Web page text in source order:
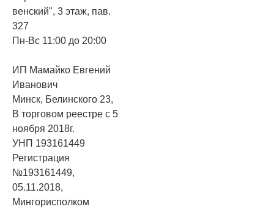
венский", 3 этаж, пав.
327
Пн-Вс 11:00 до 20:00
ИП Мамайко Евгений
Иванович
Минск, Белинского 23,
В торговом реестре с 5
ноября 2018г.
УНП 193161449
Регистрация
№193161449,
05.11.2018,
Мингорисполком